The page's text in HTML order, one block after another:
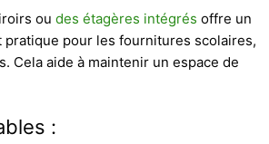
ou des étagères intégrés offre un
pratique pour les fournitures scolaires,
Cela aide à maintenir un espace de
: